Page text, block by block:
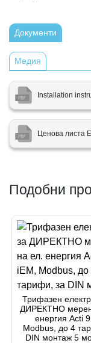
Документи
Медия
Installation
Ценова листа
Подобни
Трифазен
ДИРЕКТНО
енергия Acti 9
Modbus, до 4
DIN монтаж 5